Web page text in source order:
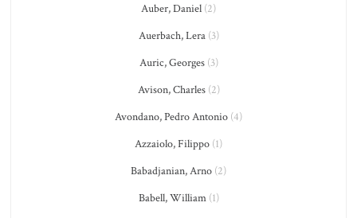
Auber, Daniel (2)
Auerbach, Lera(3)
Auric, Georges(3)
Avison, Charles(2)
Avondano, Pedro Antonio (4)
Azzaiolo, Filippo (1)
Babadjanian, Arno (2)
Babell, William(1)